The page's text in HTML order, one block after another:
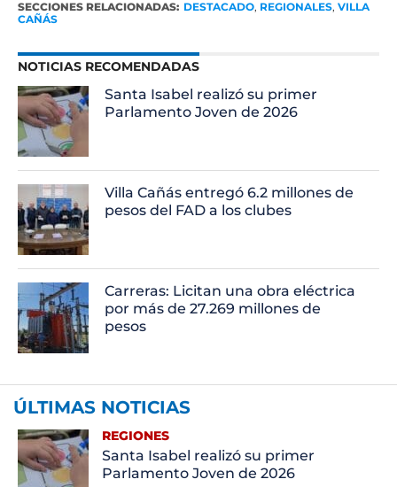
SECCIONES RELACIONADAS: DESTACADO, REGIONALES, VILLA
CAÑÁS
NOTICIAS RECOMENDADAS
Santa Isabel realizó su primer
Parlamento Joven de 2026
Villa Cañás entregó 6.2 millones de
pesos del FAD a los clubes
Carreras: Licitan una obra eléctrica
por más de 27.269 millones de
pesos
ÚLTIMAS NOTICIAS
REGIONES
Santa Isabel realizó su primer
Parlamento Joven de 2026